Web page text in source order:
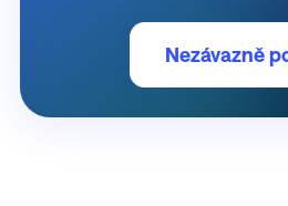
Nezávazně